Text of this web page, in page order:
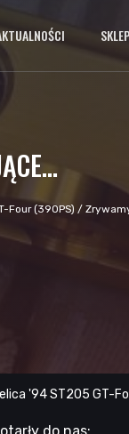
SKLEP
Four (390PS) /
'94 ST205 GT-